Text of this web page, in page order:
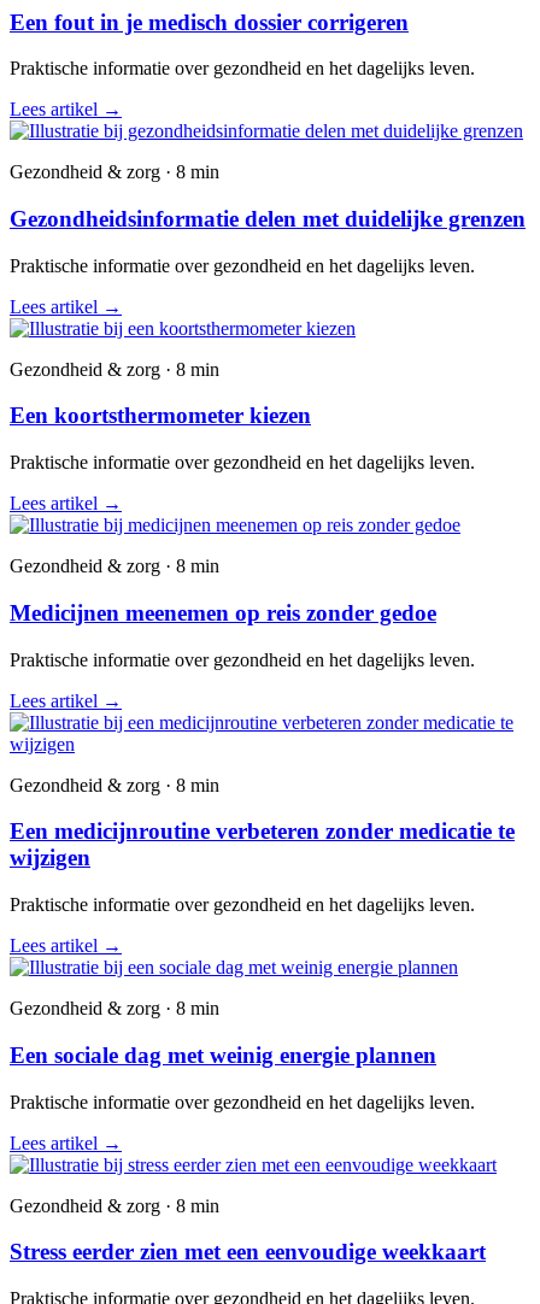
Een fout in je medisch dossier corrigeren
Praktische informatie over gezondheid en het dagelijks leven.
Lees artikel →
Gezondheid & zorg · 8 min
Gezondheidsinformatie delen met duidelijke grenzen
Praktische informatie over gezondheid en het dagelijks leven.
Lees artikel →
Gezondheid & zorg · 8 min
Een koortsthermometer kiezen
Praktische informatie over gezondheid en het dagelijks leven.
Lees artikel →
Gezondheid & zorg · 8 min
Medicijnen meenemen op reis zonder gedoe
Praktische informatie over gezondheid en het dagelijks leven.
Lees artikel →
Gezondheid & zorg · 8 min
Een medicijnroutine verbeteren zonder medicatie te
wijzigen
Praktische informatie over gezondheid en het dagelijks leven.
Lees artikel →
Gezondheid & zorg · 8 min
Een sociale dag met weinig energie plannen
Praktische informatie over gezondheid en het dagelijks leven.
Lees artikel →
Gezondheid & zorg · 8 min
Stress eerder zien met een eenvoudige weekkaart
Praktische informatie over gezondheid en het dagelijks leven.